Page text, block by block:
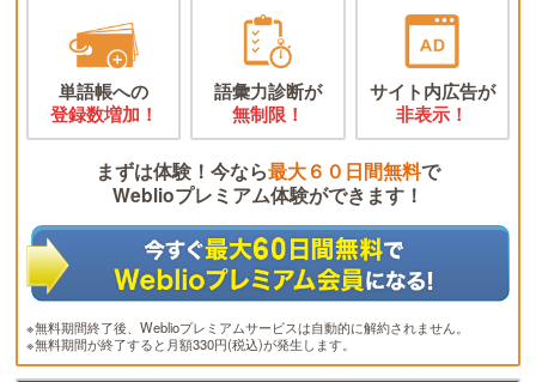
単語帳への
登録数増加！
語彙力診断が
無制限！
サイト内広告が
非表示！
まずは体験！今なら最大６０日間無料で
Weblioプレミアム体験ができます！
※無料期間終了後、Weblioプレミアムサービスは自動的に解約されません。
※無料期間が終了すると月額330円(税込)が発生します。